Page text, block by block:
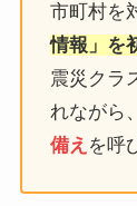
市町村を
情報」を
震災クラ
れながら、
備え を呼